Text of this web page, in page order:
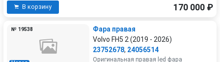
В корзину 170 000 ₽
№ 19538
Фара правая
Volvo FH5 2 (2019 - 2026)
23752678, 24056514
Оригинальная правая led фара